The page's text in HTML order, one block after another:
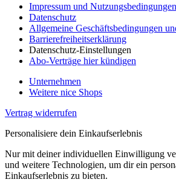
Impressum und Nutzungsbedingungen
Datenschutz
Allgemeine Geschäftsbedingungen
Barrierefreiheitserklärung
Datenschutz-Einstellungen
Abo-Verträge hier kündigen
Unternehmen
Weitere nice Shops
Vertrag widerrufen
Personalisiere dein Einkaufserlebnis
Nur mit deiner individuellen Einwilligung
und weitere Technologien, um dir ein
Einkaufserlebnis zu bieten.